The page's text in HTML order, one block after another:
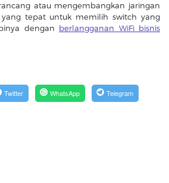
atau mengembangkan jaringan
yang tepat untuk memilih switch yang
dengan berlangganan WiFi bisnis
Twitter WhatsApp Telegram